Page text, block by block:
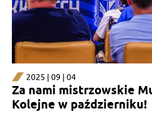
2025 | 09 | 04
Za nami mistrzowskie
Kolejne w październiku!